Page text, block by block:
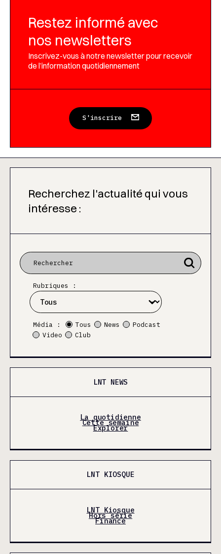
Restez informé avec
nos newsletters
Inscrivez-vous à notre newsletter pour recevoir
de l’information quotidiennement
S'inscrire
Recherchez l'actualité qui vous
intéresse :
Rubriques :
Média : Tous News
Podcast
Video
Club
LNT NEWS
La quotidienne
Cette semaine
Explorer
LNT KIOSQUE
LNT Kiosque
Hors série
Finance